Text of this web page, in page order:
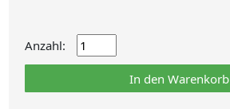
Anzahl:
In den Warenkorb